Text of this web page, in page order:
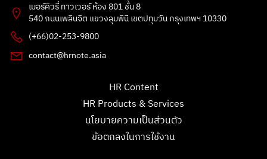
เพชรลดา แก้วชูทอง
1 คะแนน
1 คะแนน
chitchanok Akkarasaringkan
G
1 คะแนน
1 คะแนน
ขันตี กลิ่นผกา
เมอร์คิวรี่ ทาวเวอร์ ห้อง 801 ชั้น 8
540 ถนนเพลินจิต แขวงลุมพินี เขตปทุมวัน กรุงเทพฯ 10330
(+66)02-253-9800
contact@hrnote.asia
HR Content
HR Products & Services
นโยบายความเป็นส่วนตัว
ข้อตกลงในการใช้งาน